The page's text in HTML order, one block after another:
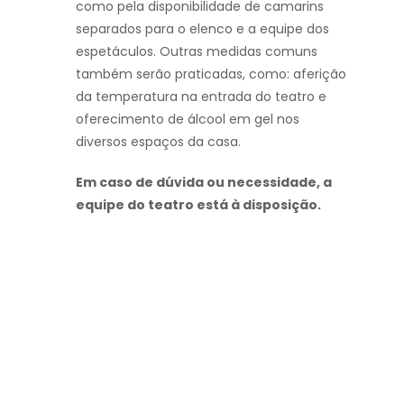
como pela disponibilidade de camarins
separados para o elenco e a equipe dos
espetáculos. Outras medidas comuns
também serão praticadas, como: aferição
da temperatura na entrada do teatro e
oferecimento de álcool em gel nos
diversos espaços da casa.
Em caso de dúvida ou necessidade, a
equipe do teatro está à disposição.